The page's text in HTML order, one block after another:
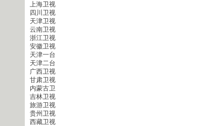
上海卫视
四川卫视
天津卫视
云南卫视
浙江卫视
安徽卫视
天津一台
天津二台
广西卫视
甘肃卫视
内蒙古卫
吉林卫视
旅游卫视
贵州卫视
西藏卫视